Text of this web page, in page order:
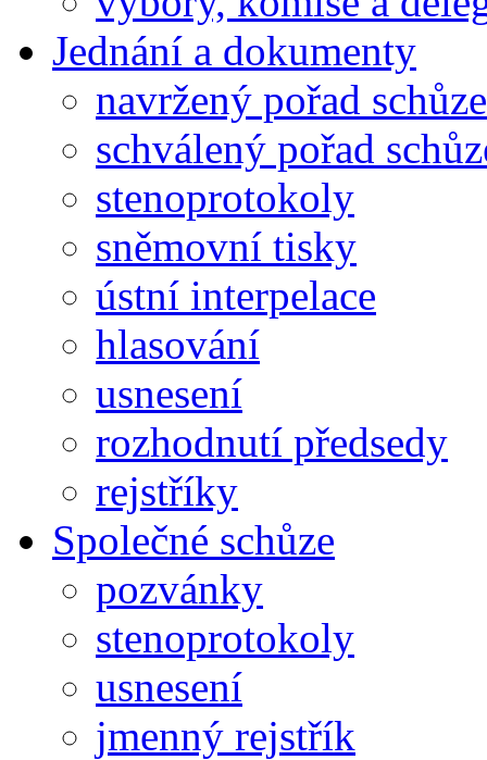
Jednání a dokumenty
navržený pořad schůze
schválený pořad
stenoprotokoly
sněmovní tisky
ústní interpelace
hlasování
usnesení
rozhodnutí předsedy
rejstříky
Společné schůze
pozvánky
stenoprotokoly
usnesení
jmenný rejstřík